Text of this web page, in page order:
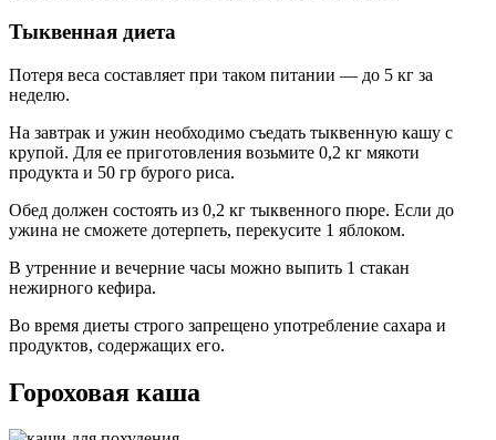
Тыквенная диета
Потеря веса составляет при таком питании — до 5 кг за
неделю.
На завтрак и ужин необходимо съедать тыквенную кашу с
крупой. Для ее приготовления возьмите 0,2 кг мякоти
продукта и 50 гр бурого риса.
Обед должен состоять из 0,2 кг тыквенного пюре. Если до
ужина не сможете дотерпеть, перекусите 1 яблоком.
В утренние и вечерние часы можно выпить 1 стакан
нежирного кефира.
Во время диеты строго запрещено употребление сахара и
продуктов, содержащих его.
Гороховая каша